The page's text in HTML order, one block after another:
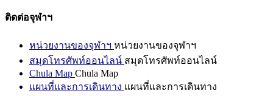
ติดต่อจุฬาฯ
หน่วยงานของจุฬาฯ หน่วยงานของจุฬาฯ
สมุดโทรศัพท์ออนไลน์ สมุดโทรศัพท์ออนไลน์
Chula Map Chula Map
แผนที่และการเดินทาง แผนที่และการเดินทาง